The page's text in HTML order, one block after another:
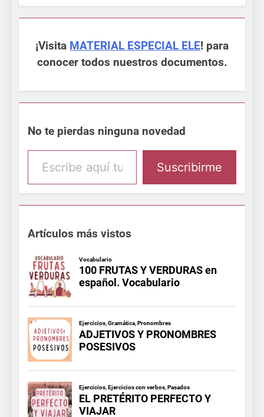
¡Visita MATERIAL ESPECIAL ELE! para
conocer todos nuestros documentos.
No te pierdas ninguna novedad
Escribe aquí tu email
Suscribirme
Artículos más vistos